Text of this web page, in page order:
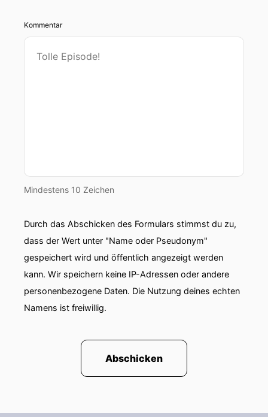
Kommentar
Mindestens 10 Zeichen
Durch das Abschicken des Formulars stimmst du zu,
dass der Wert unter "Name oder Pseudonym"
gespeichert wird und öffentlich angezeigt werden
kann. Wir speichern keine IP-Adressen oder andere
personenbezogene Daten. Die Nutzung deines echten
Namens ist freiwillig.
Abschicken